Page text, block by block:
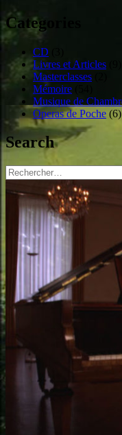
Categories
CD
Livres et Articles
Masterclasses
Mémoire
Musique de
Operas de Poche (6)
Search
Rechercher :